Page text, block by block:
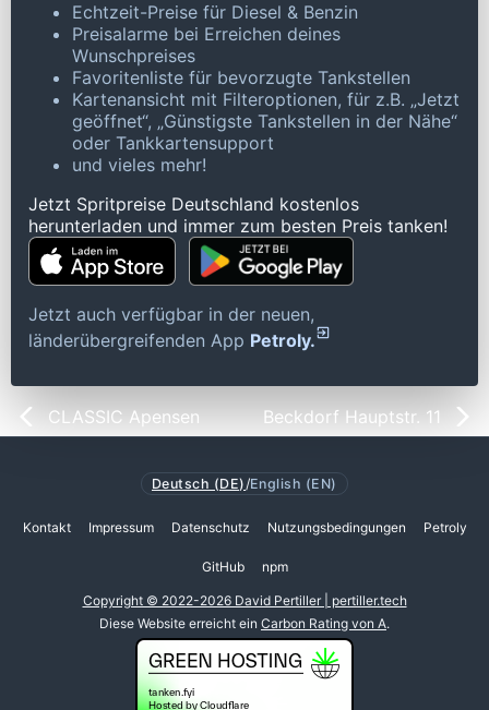
Echtzeit-Preise für Diesel & Benzin
Preisalarme bei Erreichen deines
Wunschpreises
Favoritenliste für bevorzugte Tankstellen
Kartenansicht mit Filteroptionen, für z.B. „Jetzt
geöffnet“, „Günstigste Tankstellen in der Nähe“
oder Tankkartensupport
und vieles mehr!
Jetzt Spritpreise Deutschland kostenlos
herunterladen und immer zum besten Preis tanken!
Jetzt auch verfügbar in der neuen,
länderübergreifenden App Petroly.
CLASSIC Apensen Beckdorf Hauptstr. 11
Deutsch (DE) /English (EN)
Kontakt Impressum Datenschutz Nutzungsbedingungen Petroly
GitHub npm
Copyright © 2022-2026 David Pertiller | pertiller.tech
Diese Website erreicht ein Carbon Rating von A.